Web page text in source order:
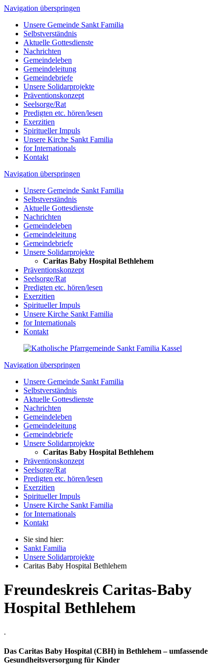
Navigation überspringen
Unsere Gemeinde Sankt Familia
Selbstverständnis
Aktuelle Gottesdienste
Nachrichten
Gemeindeleben
Gemeindeleitung
Gemeindebriefe
Unsere Solidarprojekte
Präventionskonzept
Seelsorge/Rat
Predigten etc. hören/lesen
Exerzitien
Spiritueller Impuls
Unsere Kirche Sankt Familia
for Internationals
Kontakt
Navigation überspringen
Unsere Gemeinde Sankt Familia
Selbstverständnis
Aktuelle Gottesdienste
Nachrichten
Gemeindeleben
Gemeindeleitung
Gemeindebriefe
Unsere Solidarprojekte
Caritas Baby Hospital Bethlehem
Präventionskonzept
Seelsorge/Rat
Predigten etc. hören/lesen
Exerzitien
Spiritueller Impuls
Unsere Kirche Sankt Familia
for Internationals
Kontakt
Navigation überspringen
Unsere Gemeinde Sankt Familia
Selbstverständnis
Aktuelle Gottesdienste
Nachrichten
Gemeindeleben
Gemeindeleitung
Gemeindebriefe
Unsere Solidarprojekte
Caritas Baby Hospital Bethlehem
Präventionskonzept
Seelsorge/Rat
Predigten etc. hören/lesen
Exerzitien
Spiritueller Impuls
Unsere Kirche Sankt Familia
for Internationals
Kontakt
Sie sind hier:
Sankt Familia
Unsere Solidarprojekte
Caritas Baby Hospital Bethlehem
Freundeskreis Caritas-Baby
Hospital Bethlehem
.
Das Caritas Baby Hospital (CBH) in Bethlehem – umfassende
Gesundheitsversorgung für Kinder